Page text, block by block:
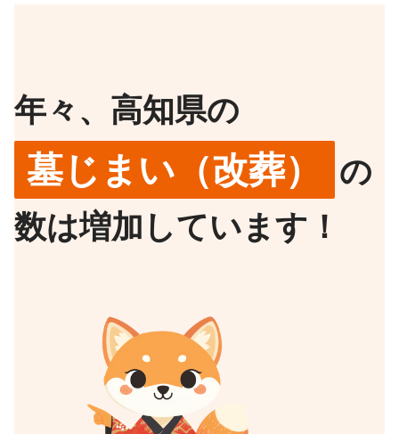
年々、高知県の
墓じまい（改葬）
の
数は増加しています！